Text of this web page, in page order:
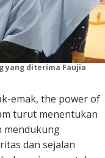
yang diterima Faujia
emak, the power of
turut menentukan
mendukung
dan sejalan